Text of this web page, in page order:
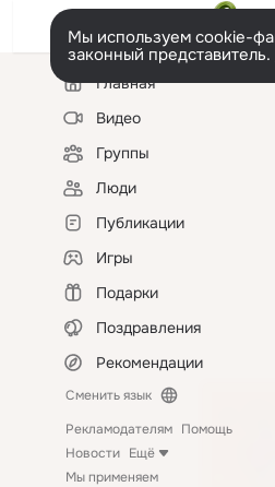
Мы используем cookie-
законный представитель.
Левая
колонкаГлавная
Видео
Группы
Люди
Публикации
Игры
Подарки
Поздравления
Рекомендации
Сменить язык
Рекламодателям Помощь
Новости Ещё
Мы применяем